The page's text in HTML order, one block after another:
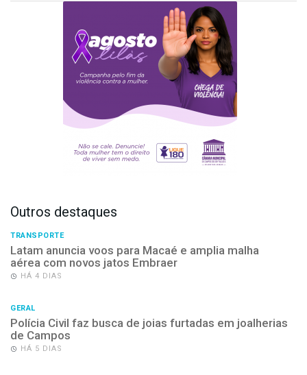
Outros destaques
TRANSPORTE
Latam anuncia voos para Macaé e amplia malha
aérea com novos jatos Embraer
HÁ 4 DIAS
GERAL
Polícia Civil faz busca de joias furtadas em joalherias
de Campos
HÁ 5 DIAS